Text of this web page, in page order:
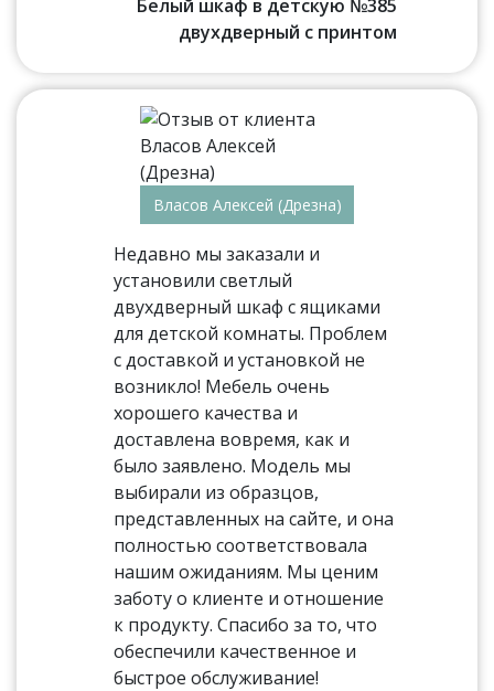
Белый шкаф в детскую №385
двухдверный с принтом
Власов Алексей (Дрезна)
Недавно мы заказали и
установили светлый
двухдверный шкаф с ящиками
для детской комнаты. Проблем
с доставкой и установкой не
возникло! Мебель очень
хорошего качества и
доставлена вовремя, как и
было заявлено. Модель мы
выбирали из образцов,
представленных на сайте, и она
полностью соответствовала
нашим ожиданиям. Мы ценим
заботу о клиенте и отношение
к продукту. Спасибо за то, что
обеспечили качественное и
быстрое обслуживание!